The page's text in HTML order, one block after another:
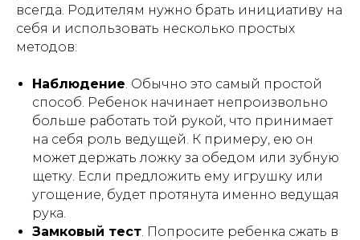
всегда. Родителям нужно брать инициативу на
себя и использовать несколько простых
методов:
Наблюдение . Обычно это самый простой
способ. Ребенок начинает непроизвольно
больше работать той рукой, что принимает
на себя роль ведущей. К примеру, ею он
может держать ложку за обедом или зубную
щетку. Если предложить ему игрушку или
угощение, будет протянута именно ведущая
рука.
Замковый тест . Попросите ребенка сжать в